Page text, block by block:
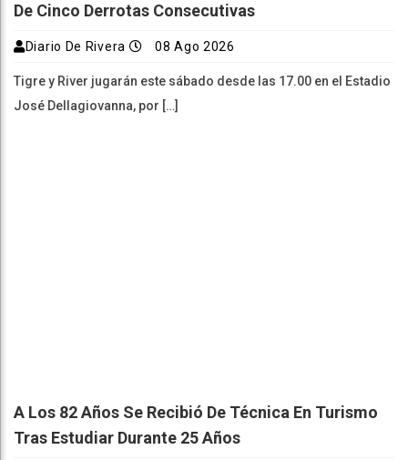
De Cinco Derrotas Consecutivas
Diario De Rivera 08 Ago 2026
Tigre y River jugarán este sábado desde las 17.00 en el Estadio
José Dellagiovanna, por […]
A Los 82 Años Se Recibió De Técnica En Turismo
Tras Estudiar Durante 25 Años